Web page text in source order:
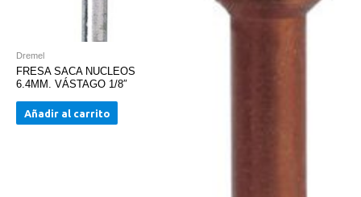
Dremel
FRESA SACA NUCLEOS
6.4MM. VÁSTAGO 1/8″
Añadir al carrito